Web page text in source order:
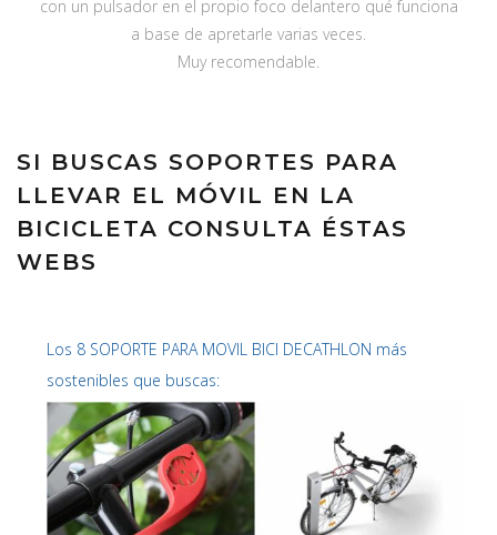
con un pulsador en el propio foco delantero qué funciona
a base de apretarle varias veces.
Muy recomendable.
SI BUSCAS SOPORTES PARA
LLEVAR EL MÓVIL EN LA
BICICLETA CONSULTA ÉSTAS
WEBS
Los 8 SOPORTE PARA MOVIL BICI DECATHLON más
sostenibles que buscas: